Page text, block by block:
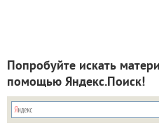
Попробуйте искать
помощью Яндекс.Поиск!